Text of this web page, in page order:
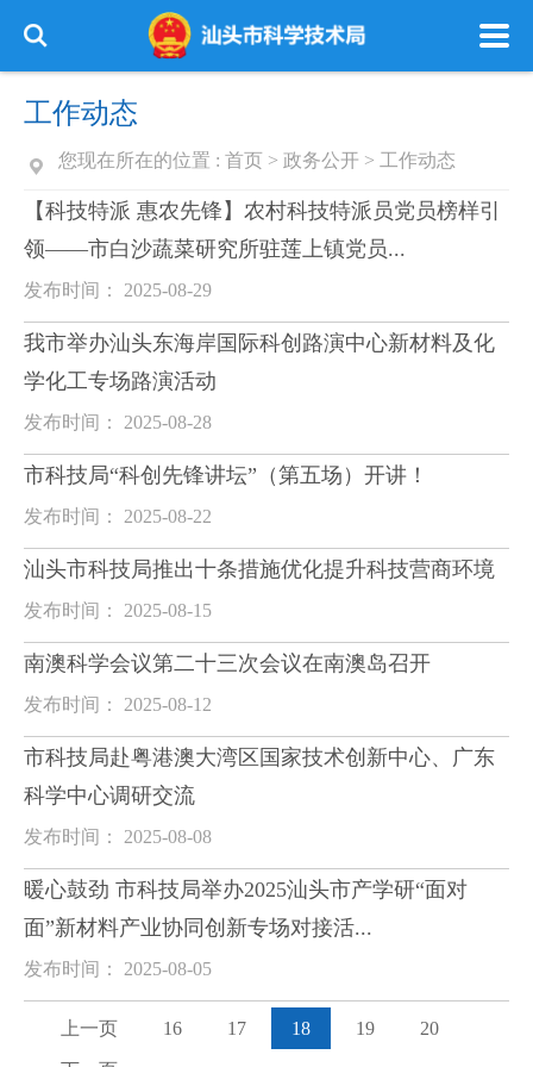
工作动态
您现在所在的位置 : 首页 > 政务公开 > 工作动态
【科技特派 惠农先锋】农村科技特派员党员榜样引
领——市白沙蔬菜研究所驻莲上镇党员...
发布时间： 2025-08-29
我市举办汕头东海岸国际科创路演中心新材料及化
学化工专场路演活动
发布时间： 2025-08-28
市科技局“科创先锋讲坛”（第五场）开讲！
发布时间： 2025-08-22
汕头市科技局推出十条措施优化提升科技营商环境
发布时间： 2025-08-15
南澳科学会议第二十三次会议在南澳岛召开
发布时间： 2025-08-12
市科技局赴粤港澳大湾区国家技术创新中心、广东
科学中心调研交流
发布时间： 2025-08-08
暖心鼓劲 市科技局举办2025汕头市产学研“面对
面”新材料产业协同创新专场对接活...
发布时间： 2025-08-05
上一页 16 17 18 19 20